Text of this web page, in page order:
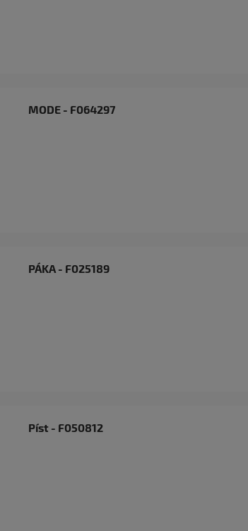
MODE - F064297
PÁKA - F025189
Píst - F050812